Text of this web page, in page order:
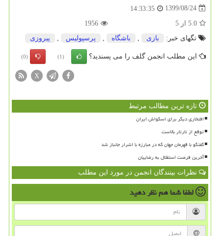
1399/08/24
14:33:35
5.0 از 5
1956
تگهای خبر:
بازی باشگاه پرسپولیس پیروزی
این مطلب انجمن گلف را می پسندید؟ (1)
(0)
X
تازه ترین مطالب مرتبط
افتخاری دیگر برای اسکواش ایران
توقع از تارتار بالاست
گفتگو با قهرمان جهان که در مبارزه با اشرار جانباز شد
آخرین فرصت استقلال به رضاییان
نظرات بینندگان انجمن در مورد این مطلب
لطفا شما همنظر دهید